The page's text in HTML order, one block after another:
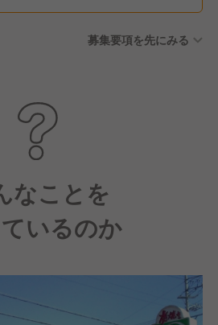
募集要項を先にみる
なことを
いるのか